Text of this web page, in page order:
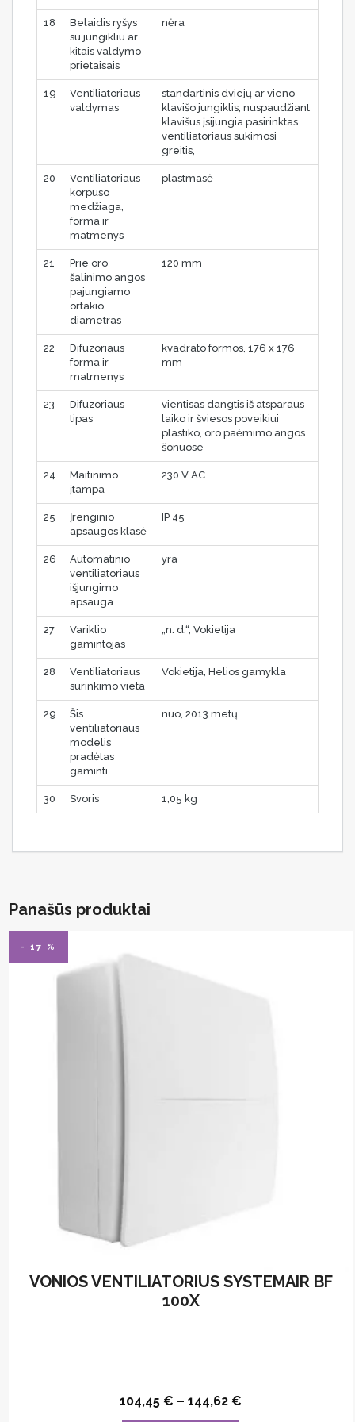
18
Belaidis ryšys
su jungikliu ar
kitais valdymo
prietaisais
nėra
19
Ventiliatoriaus
valdymas
standartinis dviejų ar vieno
klavišo jungiklis, nuspaudžiant
klavišus įsijungia pasirinktas
ventiliatoriaus sukimosi
greitis,
20
Ventiliatoriaus
korpuso
medžiaga,
forma ir
matmenys
plastmasė
21
Prie oro
šalinimo angos
pajungiamo
ortakio
diametras
120 mm
22
Difuzoriaus
forma ir
matmenys
kvadrato formos, 176 x 176
mm
23
Difuzoriaus
tipas
vientisas dangtis iš atsparaus
laiko ir šviesos poveikiui
plastiko, oro paėmimo angos
šonuose
24
Maitinimo
įtampa
230 V AC
25
Įrenginio
apsaugos klasė
IP 45
26
Automatinio
ventiliatoriaus
išjungimo
apsauga
yra
27
Variklio
gamintojas
„n. d.“, Vokietija
28
Ventiliatoriaus
surinkimo vieta
Vokietija, Helios gamykla
29
Šis
ventiliatoriaus
modelis
pradėtas
gaminti
nuo, 2013 metų
30 Svoris 1,05 kg
Panašūs produktai
- 17 %
VONIOS VENTILIATORIUS SYSTEMAIR BF
100X
104,45 € –144,62 €